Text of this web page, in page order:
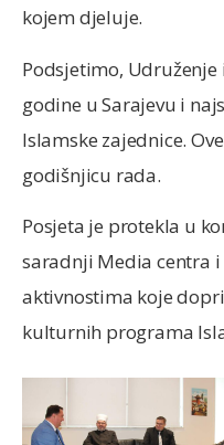
kojem djeluje.
Podsjetimo,
godine u Sarajevu i
Islamske zajednice.
godišnjicu rada.
Posjeta je protekla u
saradnji Media centra
aktivnostima koje
kulturnih programa